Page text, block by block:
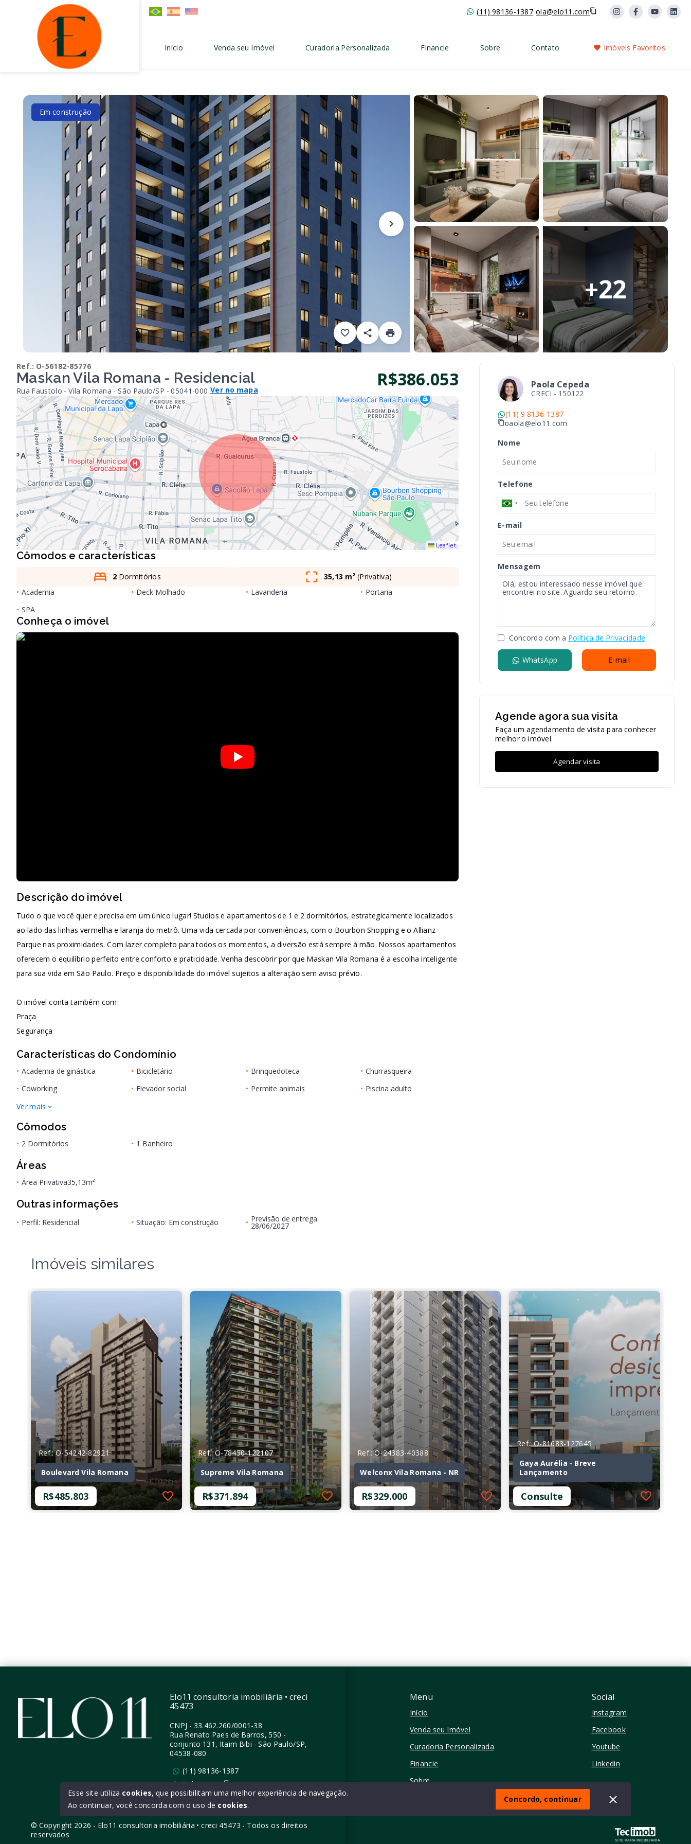
(11) 98136-1387 ola@elo11.com
Início Venda seu Imóvel Curadoria Personalizada Financie Sobre Contato Imóveis Favoritos
Em construção
+22
Ref.: O-56182-85776
Maskan Vila Romana - Residencial
Rua Faustolo - Vila Romana - São Paulo/SP - 05041-000 Ver no mapa R$386.053
Leaflet
Cômodos e características
2 Dormitórios 35,13 m² (Privativa)
• Academia • Deck Molhado • Lavanderia • Portaria
• SPA
Conheça o imóvel
Descrição do imóvel
Tudo o que você quer e precisa em um único lugar! Studios e apartamentos de 1 e 2 dormitórios, estrategicamente localizados
ao lado das linhas vermelha e laranja do metrô. Uma vida cercada por conveniências, com o Bourbon Shopping e o Allianz
Parque nas proximidades. Com lazer completo para todos os momentos, a diversão está sempre à mão. Nossos apartamentos
oferecem o equilíbrio perfeito entre conforto e praticidade. Venha descobrir por que Maskan Vila Romana é a escolha inteligente
para sua vida em São Paulo. Preço e disponibilidade do imóvel sujeitos a alteração sem aviso prévio.
O imóvel conta também com:
Praça
Segurança
Características do Condomínio
• Academia de ginástica • Bicicletário • Brinquedoteca • Churrasqueira
• Coworking • Elevador social • Permite animais • Piscina adulto
Ver mais
Cômodos
• 2 Dormitórios • 1 Banheiro
Áreas
• Área Privativa35,13m²
Outras informações
• Perfil: Residencial • Situação: Em construção • Previsão de entrega:
28/06/2027
Paola Cepeda
CRECI - 150122
(11) 9 8136-1387
paola@elo11.com
Nome
Telefone
E-mail
Mensagem
Concordo com a Política de Privacidade
WhatsApp E-mail
Agende agora sua visita
Faça um agendamento de visita para conhecer
melhor o imóvel.
Agendar visita
Imóveis similares
Ref.: O-54242-82921
Boulevard Vila Romana
R$485.803
Ref.: O-78450-122107
Supreme Vila Romana
R$371.894
Ref.: O-24383-40388
Welconx Vila Romana - NR
R$329.000
Ref.: O-81683-127645
Gaya Aurélia - Breve
Lançamento
Consulte
Menu
Início
Venda seu Imóvel
Curadoria Personalizada
Financie
Sobre
Social
Instagram
Facebook
Youtube
Linkedin
SITE PARA IMOBILIARIA
Elo11 consultoria imobiliária • creci
45473
CNPJ - 33.462.260/0001-38
Rua Renato Paes de Barros, 550 -
conjunto 131, Itaim Bibi - São Paulo/SP,
04538-080
(11) 98136-1387
ola@elo11.com
© Copyright 2026 - Elo11 consultoria imobiliária • creci 45473 - Todos os direitos
reservados
Esse site utiliza cookies, que possibilitam uma melhor experiência de navegação.
Ao continuar, você concorda com o uso de cookies.
Concordo, continuar